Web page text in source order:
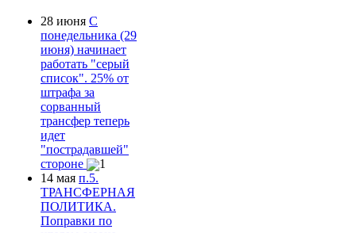
28 июня С
понедельника (29
июня) начинает
работать "серый
список". 25% от
штрафа за
сорванный
трансфер теперь
идет
"пострадавшей"
стороне
1
14 мая п.5.
ТРАНСФЕРНАЯ
ПОЛИТИКА.
Поправки по